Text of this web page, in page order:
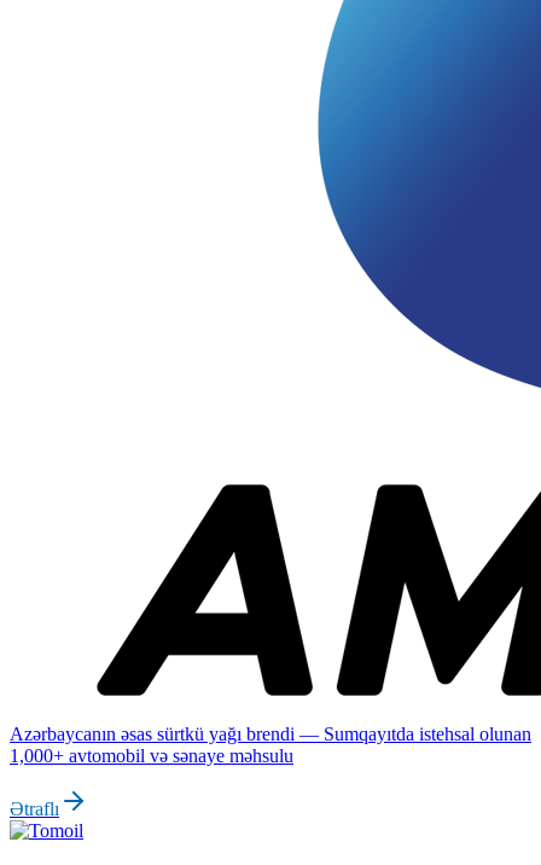
Azərbaycanın əsas sürtkü yağı brendi — Sumqayıtda istehsal olunan
1,000+ avtomobil və sənaye məhsulu
Ətraflı